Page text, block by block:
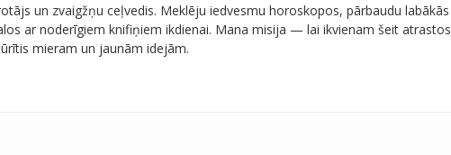
un zvaigžņu ceļvedis. Meklēju iedvesmu horoskopos, pārbaudu labākās
ar noderīgiem knifiņiem ikdienai. Mana misija — lai ikvienam šeit atrastos
mieram un jaunām idejām.